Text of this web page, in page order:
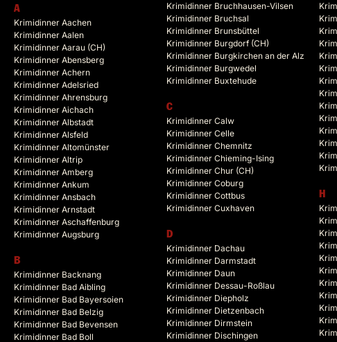
A
Krimidinner Aachen
Krimidinner Aalen
Krimidinner Aarau (CH)
Krimidinner Abensberg
Krimidinner Achern
Krimidinner Adelsried
Krimidinner Ahrensburg
Krimidinner Aichach
Krimidinner Albstadt
Krimidinner Alsfeld
Krimidinner Altomünster
Krimidinner Altrip
Krimidinner Amberg
Krimidinner Ankum
Krimidinner Ansbach
Krimidinner Arnstadt
Krimidinner Aschaffenburg
Krimidinner Augsburg
B
Krimidinner Backnang
Krimidinner Bad Aibling
Krimidinner Bad Bayersoien
Krimidinner Bad Belzig
Krimidinner Bad Bevensen
Krimidinner Bad Boll
Krimidinner Bruchhausen-Vilsen
Krimidinner Bruchsal
Krimidinner Brunsbüttel
Krimidinner Burgdorf (CH)
Krimidinner Burgkirchen an der Alz
Krimidinner Burgwedel
Krimidinner Buxtehude
C
Krimidinner Calw
Krimidinner Celle
Krimidinner Chemnitz
Krimidinner Chieming-Ising
Krimidinner Chur (CH)
Krimidinner Coburg
Krimidinner Cottbus
Krimidinner Cuxhaven
D
Krimidinner Dachau
Krimidinner Darmstadt
Krimidinner Daun
Krimidinner Dessau-Roßlau
Krimidinner Diepholz
Krimidinner Dietzenbach
Krimidinner Dirmstein
Krimidinner Dischingen
H